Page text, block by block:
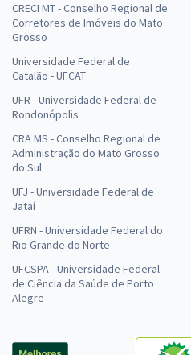
CRECI MT - Conselho Regional de
Corretores de Imóveis do Mato
Grosso
Universidade Federal de
Catalão - UFCAT
UFR - Universidade Federal de
Rondonópolis
CRA MS - Conselho Regional de
Administração do Mato Grosso
do Sul
UFJ - Universidade Federal de
Jataí
UFRN - Universidade Federal do
Rio Grande do Norte
UFCSPA - Universidade Federal
de Ciência da Saúde de Porto
Alegre